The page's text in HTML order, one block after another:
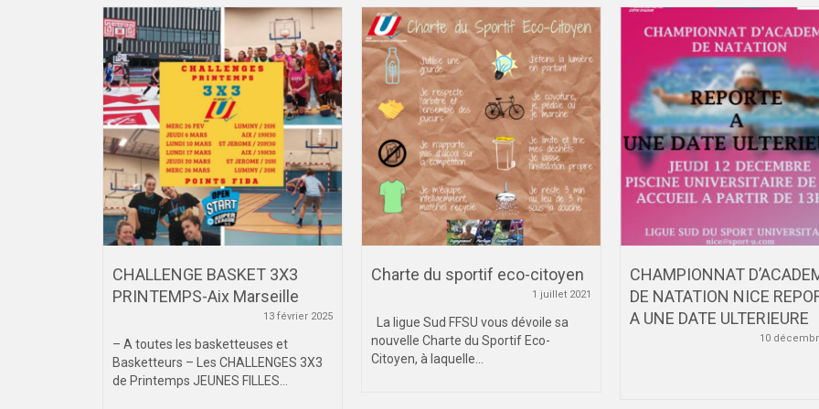
CHALLENGE BASKET 3X3
PRINTEMPS-Aix Marseille
13 février 2025
– A toutes les basketteuses et
Basketteurs – Les CHALLENGES 3X3
de Printemps JEUNES FILLES...
Charte du sportif eco-citoyen
1 juillet 2021
La ligue Sud FFSU vous dévoile sa
nouvelle Charte du Sportif Eco-
Citoyen, à laquelle...
CHAMPIONNAT
DE NATATION NICE
A UNE DATE ULTERIEURE
10